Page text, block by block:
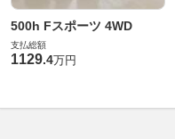
500h Fスポーツ 4WD
支払総額
1129.4万円